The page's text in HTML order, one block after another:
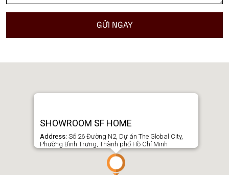
SHOWROOM SF HOME
Address: Số 26 Đường N2, Dự án The Global City,
Phường Bình Trưng, Thành phố Hồ Chí Minh